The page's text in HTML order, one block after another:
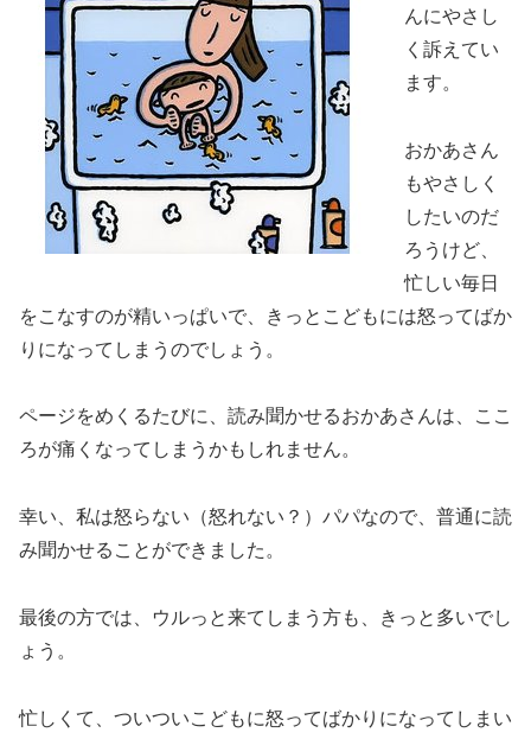
んにやさし
く訴えてい
ます。
おかあさん
もやさしく
したいのだ
ろうけど、
忙しい毎日
をこなすのが精いっぱいで、きっとこどもには怒ってばか
りになってしまうのでしょう。
ページをめくるたびに、読み聞かせるおかあさんは、ここ
ろが痛くなってしまうかもしれません。
幸い、私は怒らない（怒れない？）パパなので、普通に読
み聞かせることができました。
最後の方では、ウルっと来てしまう方も、きっと多いでし
ょう。
忙しくて、ついついこどもに怒ってばかりになってしまい